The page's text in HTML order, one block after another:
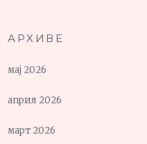
АРХИВЕ
мај 2026
април 2026
март 2026